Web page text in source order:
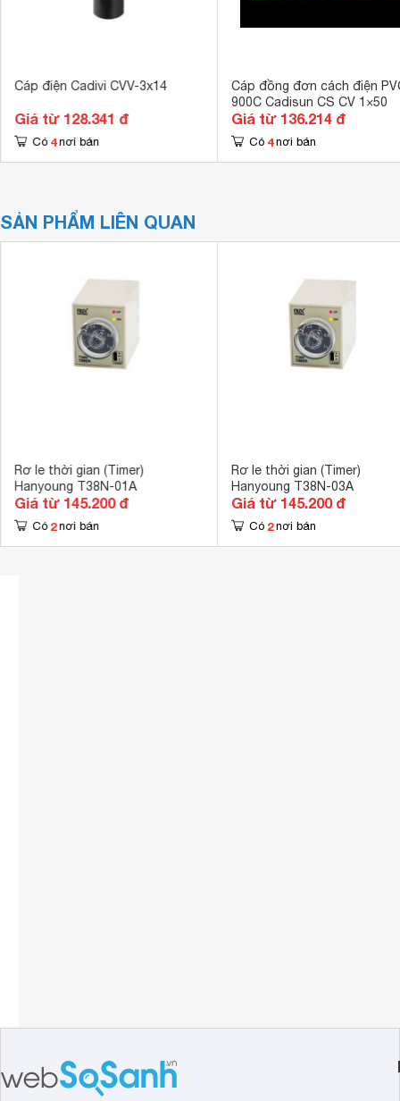
Cáp điện Cadivi CVV-3x14
Giá từ 128.341 đ
Có 4 nơi bán
Cáp đồng đơn cách điện
900C Cadisun CS CV 1×50
Giá từ 136.214 đ
Có 4 nơi bán
SẢN PHẨM LIÊN QUAN
Rơ le thời gian (Timer)
Hanyoung T38N-01A
Giá từ 145.200 đ
Có 2 nơi bán
Rơ le thời gian (Timer)
Hanyoung T38N-03A
Giá từ 145.200 đ
Có 2 nơi bán